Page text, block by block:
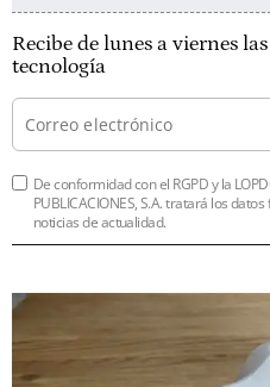
Recibe de lunes a viernes
tecnología
De conformidad con el RGPD y la
PUBLICACIONES, S.A. tratará los
noticias de actualidad.